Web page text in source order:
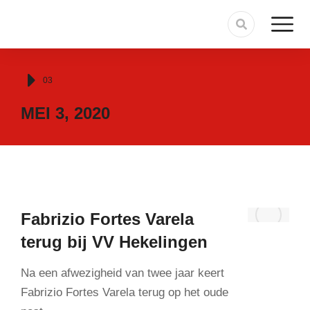
Je bent hier:
03
MEI 3, 2020
Fabrizio Fortes Varela
terug bij VV Hekelingen
Na een afwezigheid van twee jaar keert
Fabrizio Fortes Varela terug op het oude